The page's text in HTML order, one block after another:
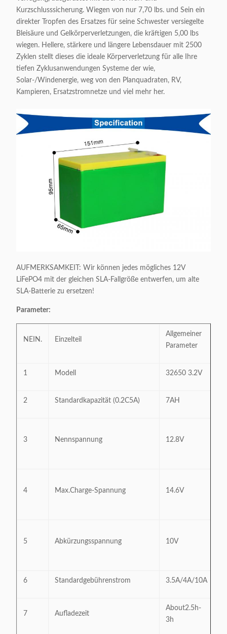
Kurzschlusssicherung. Wiegen von nur 7,70 lbs. und Sein ein
direkter Tropfen des Ersatzes für seine Schwester versiegelte
Bleisäure und Gelkörperverletzungen, die kräftigen 5,00 lbs
wiegen. Hellere, stärkere und längere Lebensdauer mit 2500
Zyklen stellt dieses die ideale Körperverletzung für alle Ihre
tiefen Zyklusanwendungen Systeme der wie,
Solar-/Windenergie, weg von den Planquadraten, RV,
Kampieren, Ersatzstromnetze und viel mehr her.
AUFMERKSAMKEIT: Wir können jedes mögliches 12V
LiFePO4 mit der gleichen SLA-Fallgröße entwerfen, um alte
SLA-Batterie zu ersetzen!
Parameter:
NEIN. Einzelteil
Allgemeiner
Parameter
1 Modell 32650 3.2V
2 Standardkapazität (0.2C5A) 7AH
3 Nennspannung 12.8V
4 Max.Charge-Spannung 14.6V
5 Abkürzungsspannung 10V
6 Standardgebührenstrom 3.5A/4A/10A
7 Aufladezeit
About2.5h-
3h